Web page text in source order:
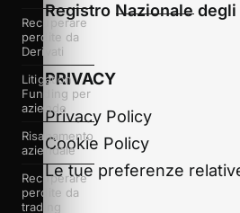
Registro Nazionale
PRIVACY
Privacy Policy
Cookie Policy
Le tue preferenze
Recuperare
perdite da
Derivati
Litigation
Funding per
aziende
Risanamento
aziendale
Recuperare
perdite da
trading